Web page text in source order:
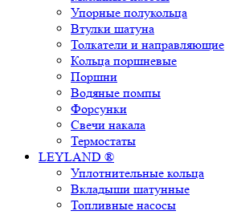
Упорные полукольца
Втулки шатуна
Толкатели и направляющие
Кольца поршневые
Поршни
Водяные помпы
Форсунки
Свечи накала
Термостаты
LEYLAND ®
Уплотнительные кольца
Вкладыши шатунные
Топливные насосы